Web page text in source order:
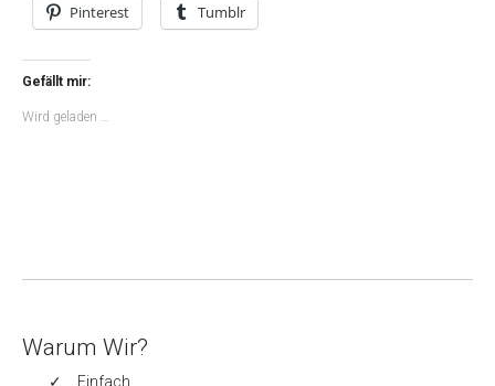
Pinterest Tumblr
Gefällt mir:
Wird geladen …
Warum Wir?
Einfach